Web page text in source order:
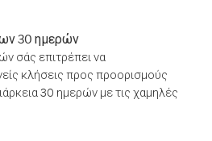
30 ημερών
σάς επιτρέπει να
κλήσεις προς προορισμούς
30 ημερών με τις χαμηλές